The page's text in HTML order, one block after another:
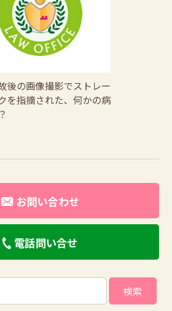
後の画像撮影でストレー
を指摘された、何かの病
お問い合わせ
電話問い合せ